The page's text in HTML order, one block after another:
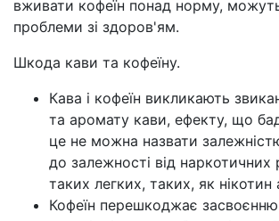
вживати кофеїн понад норму,
проблеми зі здоров'ям.
Шкода кави та кофеїну.
Кава і кофеїн викликають
та аромату кави, ефекту, що
це не можна назвати
до залежності від наркотичних
таких легких, таких, як нікотин
Кофеїн перешкоджає